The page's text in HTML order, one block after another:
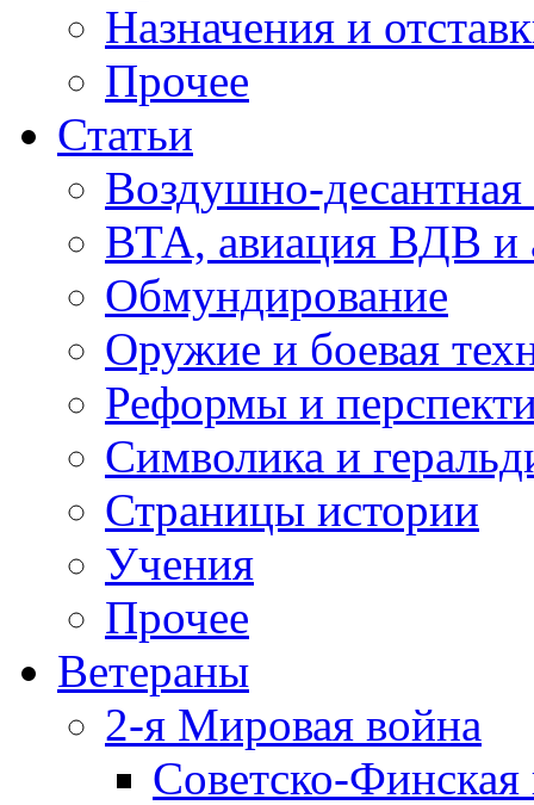
Назначения и
Прочее
Статьи
Воздушно-десантная
ВТА, авиация ВДВ и
Обмундирование
Оружие и боевая
Реформы и
Символика и
Страницы истории
Учения
Прочее
Ветераны
2-я Мировая война
Советско-